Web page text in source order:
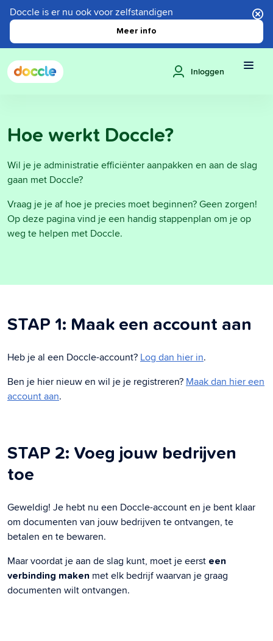
Doccle is er nu ook voor zelfstandigen
Meer info
Inloggen
Hoe werkt Doccle?
Wil je je administratie efficiënter aanpakken en aan de slag
gaan met Doccle?
Vraag je je af hoe je precies moet beginnen? Geen zorgen!
Op deze pagina vind je een handig stappenplan om je op
weg te helpen met Doccle.
STAP 1: Maak een account aan
Heb je al een Doccle-account? Log dan hier in.
Ben je hier nieuw en wil je je registreren? Maak dan hier een
account aan.
STAP 2: Voeg jouw bedrijven
toe
Geweldig! Je hebt nu een Doccle-account en je bent klaar
om documenten van jouw bedrijven te ontvangen, te
betalen en te bewaren.
Maar voordat je aan de slag kunt, moet je eerst een
verbinding maken met elk bedrijf waarvan je graag
documenten wilt ontvangen.